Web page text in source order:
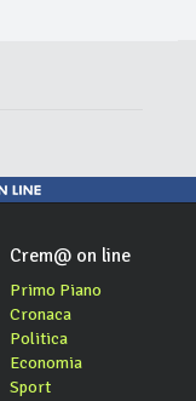
Crem@ on line
Primo Piano
Cronaca
Politica
Economia
Sport